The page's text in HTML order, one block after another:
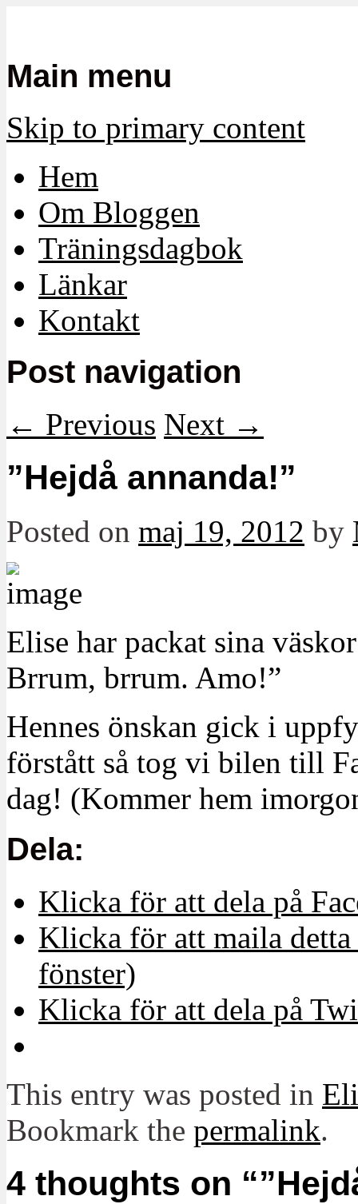
Main menu
Skip to primary content
Hem
Om Bloggen
Träningsdagbok
Länkar
Kontakt
Post navigation
← Previous Next →
”Hejdå annanda!”
Posted on maj 19, 2012 by
Elise har packat sina
Brrum, brrum. Amo!”
Hennes önskan gick i
förstått så tog vi bilen till
dag! (Kommer hem
Dela:
Klicka för att dela på
Klicka för att maila
fönster)
Klicka för att dela på
This entry was posted in
Bookmark the permalink.
4 thoughts on “